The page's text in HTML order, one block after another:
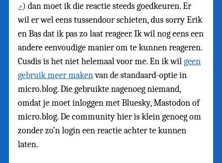
) dan moet ik die reactie steeds goedkeuren. Er
wil er wel eens tussendoor schieten, dus sorry Erik
en Bas dat ik pas zo laat reageer. Ik wil nog eens een
andere eenvoudige manier om te kunnen reageren.
Cusdis is het niet helemaal voor me. En ik wilgeen
gebruik meer makenvan de standaard-optie in
micro.blog. Die gebruikte nagenoeg niemand,
omdat je moet inloggen met Bluesky, Mastodon of
micro.blog. De community hier is klein genoeg om
zonder zo’n login een reactie achter te kunnen
laten.